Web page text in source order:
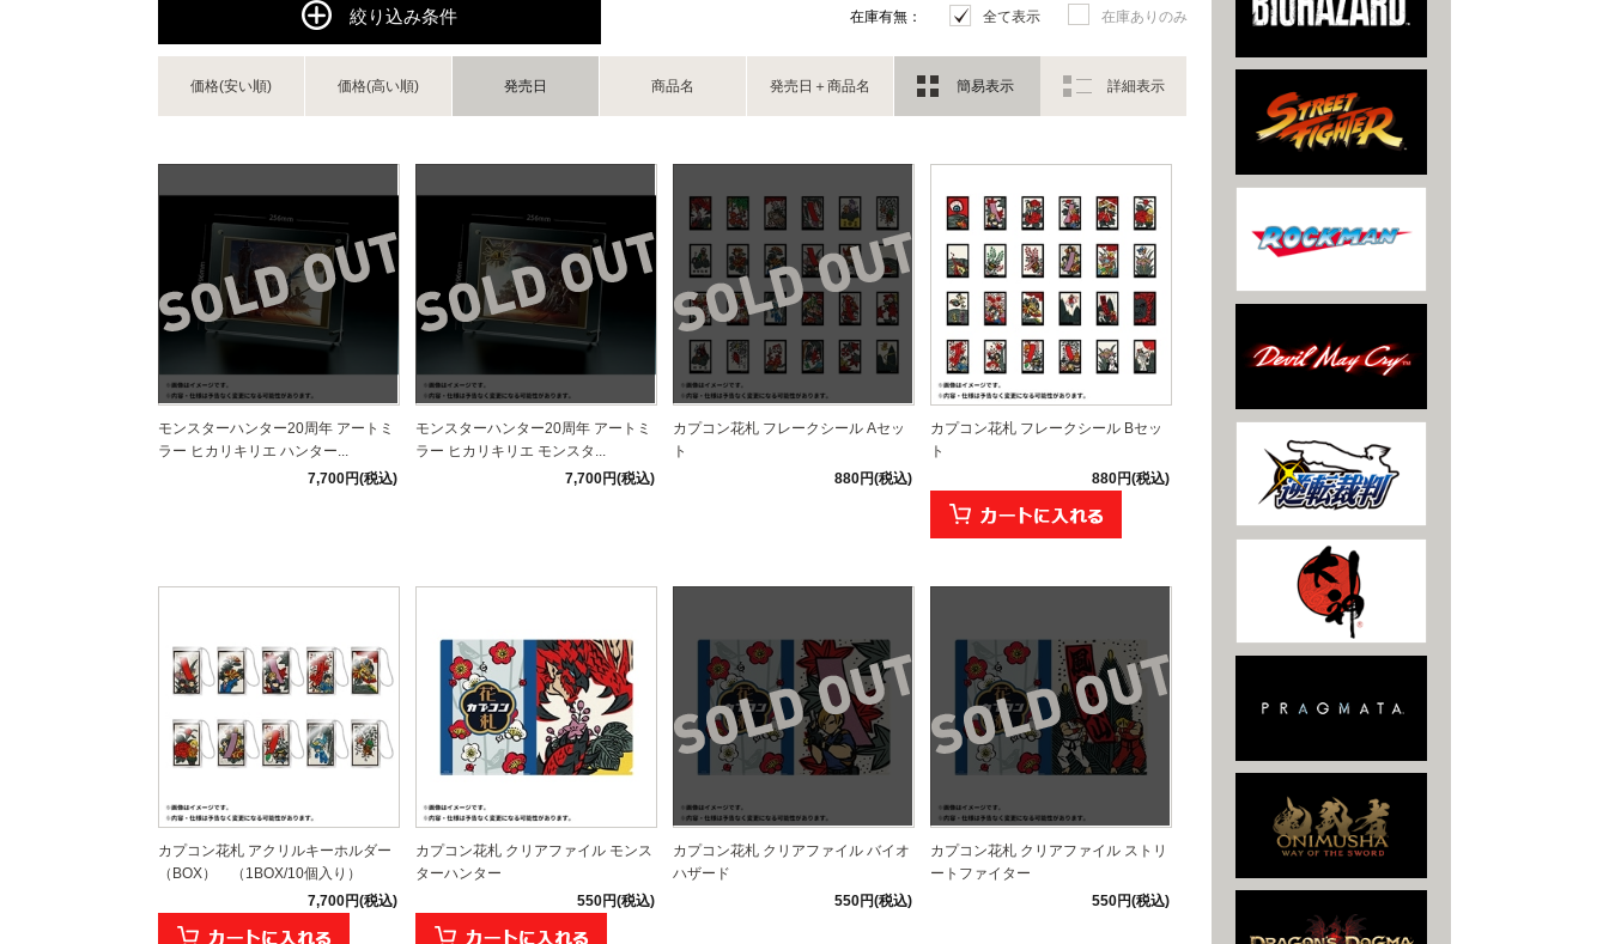
絞り込み条件 在庫有無： 全て表示 在庫ありのみ
価格(安い順) 価格(高い順) 発売日 商品名 発売日＋商品名 簡易表示 詳細表示
モンスターハンター20周年 アートミ
ラー ヒカリキリエ ハンター...
7,700円(税込)
モンスターハンター20周年 アートミ
ラー ヒカリキリエ モンスタ...
7,700円(税込)
カプコン花札 フレークシール Aセッ
ト
880円(税込)
カプコン花札 フレークシール Bセッ
ト
880円(税込)
カプコン花札 アクリルキーホルダー
（BOX） （1BOX/10個入り）
7,700円(税込)
カプコン花札 クリアファイル モンス
ターハンター
550円(税込)
カプコン花札 クリアファイル バイオ
ハザード
550円(税込)
カプコン花札 クリアファイル ストリ
ートファイター
550円(税込)